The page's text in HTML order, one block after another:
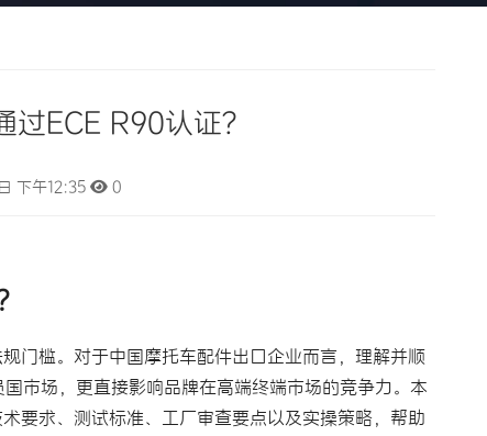
ECE R90认证？
下午12:35 0
门槛。对于中国摩托车配件出口企业而言，理解并顺
市场，更直接影响品牌在高端终端市场的竞争力。本
要求、测试标准、工厂审查要点以及实操策略，帮助